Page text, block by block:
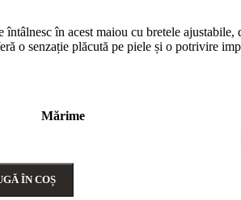
întâlnesc în acest maiou cu bretele
o senzație plăcută pe piele și o potrivire
Mărime
ajustabile – Belinay 1063 - alb
ÎN COȘ